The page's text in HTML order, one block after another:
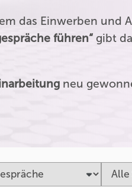
das Einwerben und
führen“ gibt
neu